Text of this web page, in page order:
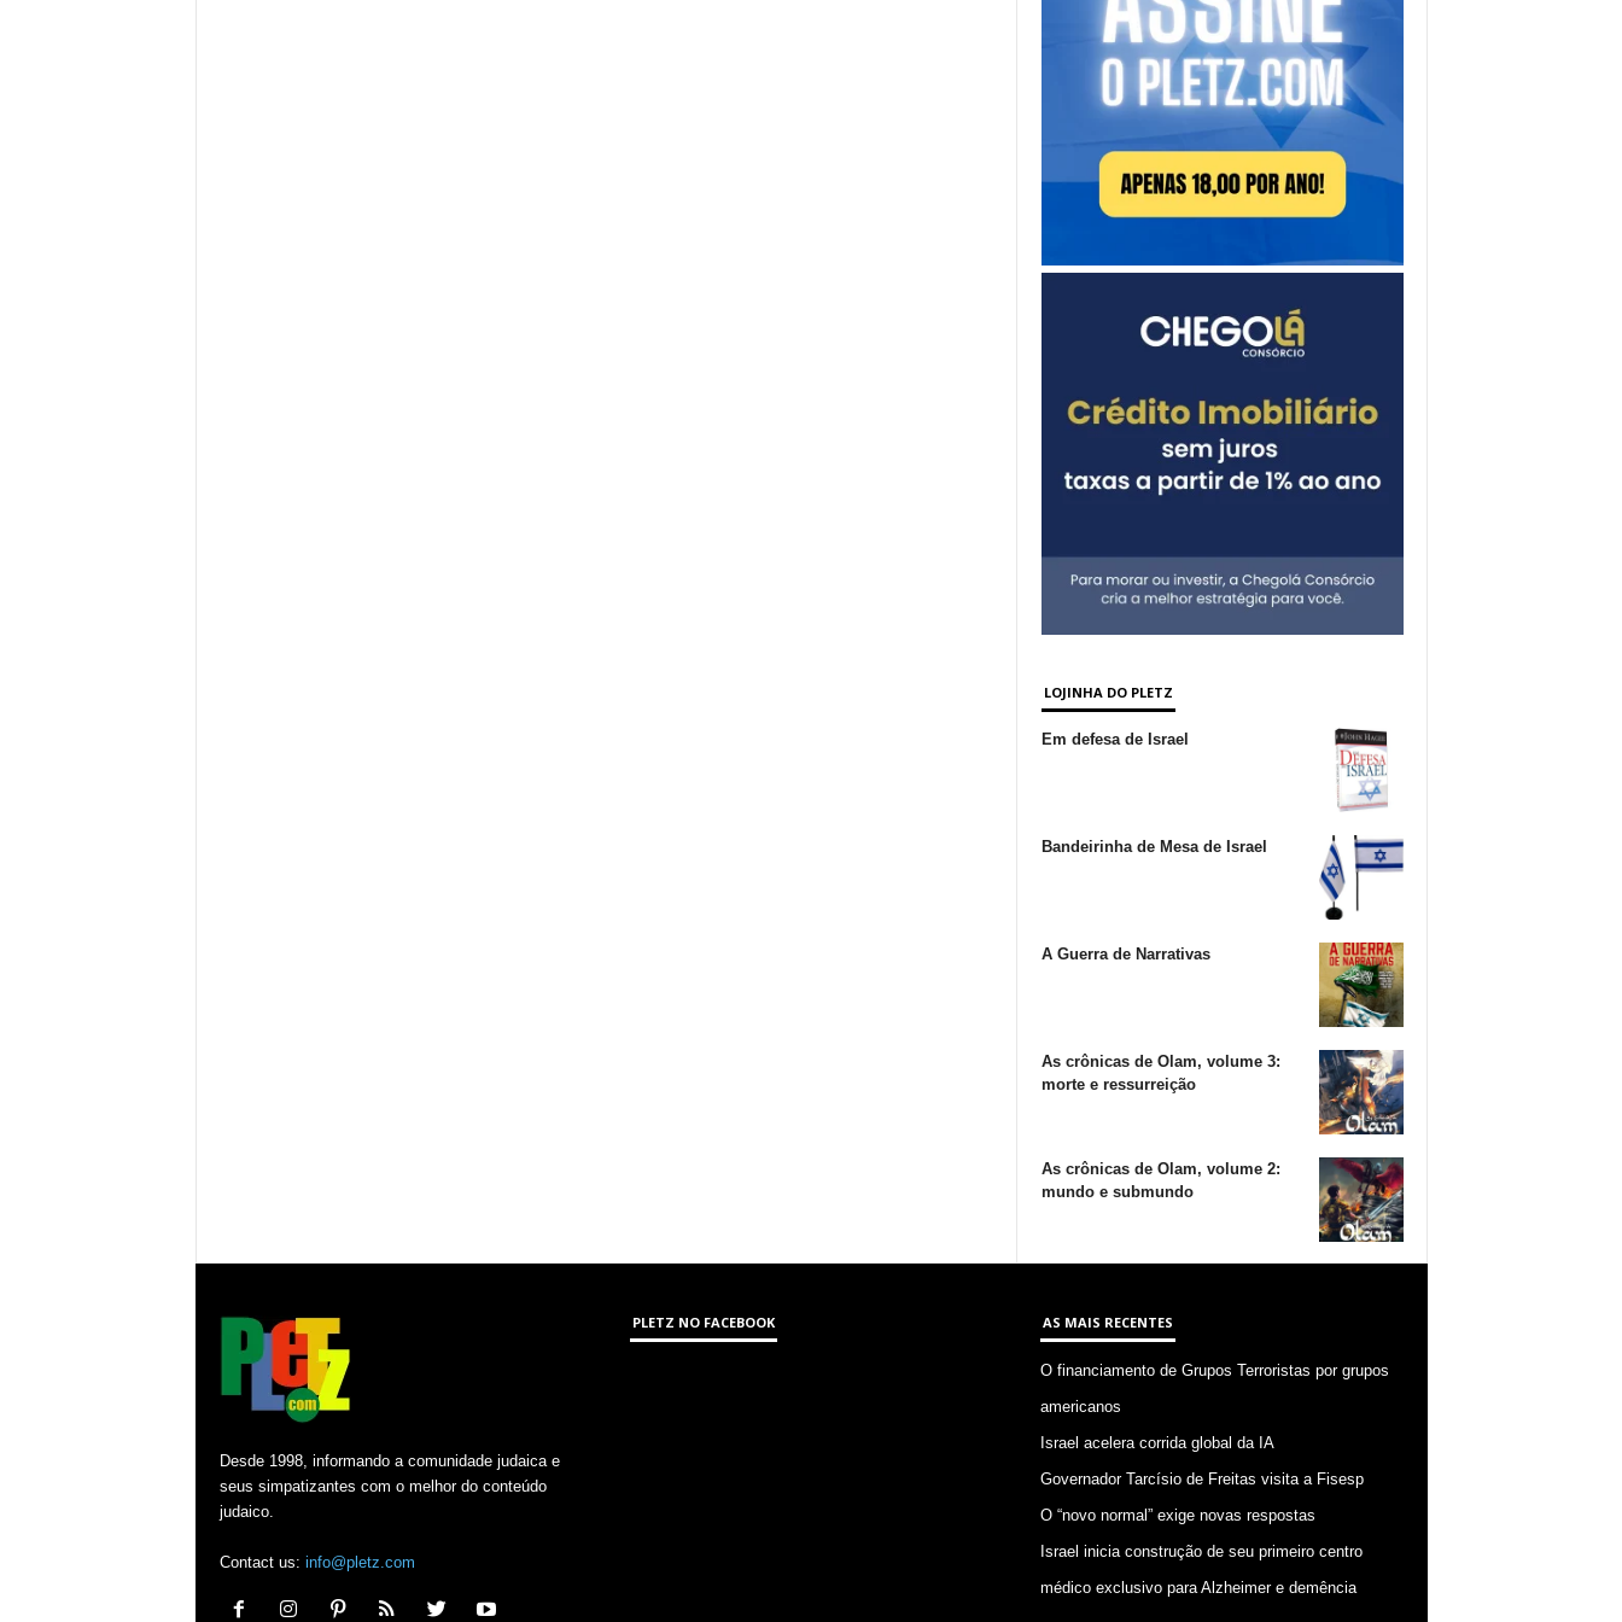
LOJINHA DO PLETZ
Em defesa de Israel
Bandeirinha de Mesa de Israel
A Guerra de Narrativas
As crônicas de Olam, volume 3:
morte e ressurreição
As crônicas de Olam, volume 2:
mundo e submundo
Desde 1998, informando a comunidade judaica e
seus simpatizantes com o melhor do conteúdo
judaico.
Contact us: info@pletz.com
PLETZ NO FACEBOOK AS MAIS RECENTES
O financiamento de Grupos Terroristas por grupos
americanos
Israel acelera corrida global da IA
Governador Tarcísio de Freitas visita a Fisesp
O “novo normal” exige novas respostas
Israel inicia construção de seu primeiro centro
médico exclusivo para Alzheimer e demência